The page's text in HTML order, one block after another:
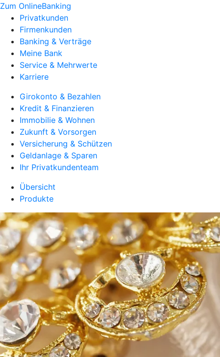
Zum OnlineBanking
Privatkunden
Firmenkunden
Banking & Verträge
Meine Bank
Service & Mehrwerte
Karriere
Girokonto & Bezahlen
Kredit & Finanzieren
Immobilie & Wohnen
Zukunft & Vorsorgen
Versicherung & Schützen
Geldanlage & Sparen
Ihr Privatkundenteam
Übersicht
Produkte